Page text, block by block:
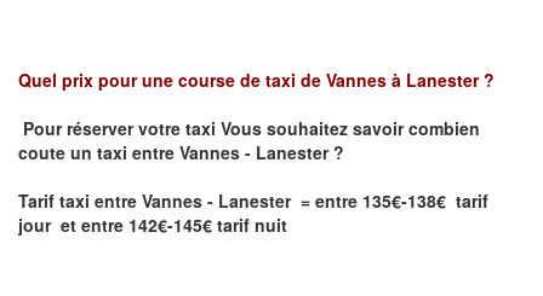
Quel prix pour une course de taxi de Vannes à Lanester ?
Pour réserver votre taxi Vous souhaitez savoircombien
coute un taxi entre Vannes - Lanester ?
Tarif taxi entre Vannes - Lanester = entre 135€-138€ tarif
jour et entre 142€-145€ tarif nuit